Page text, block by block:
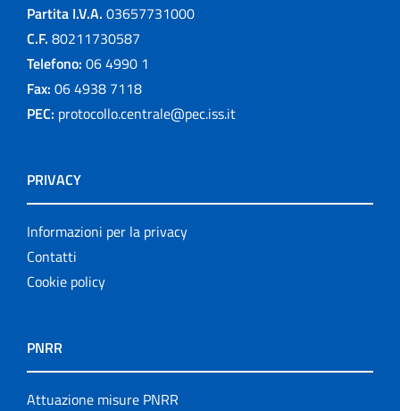
Partita I.V.A. 03657731000
C.F. 80211730587
Telefono: 06 4990 1
Fax: 06 4938 7118
PEC: protocollo.centrale@pec.iss.it
PRIVACY
Informazioni per la privacy
Contatti
Cookie policy
PNRR
Attuazione misure PNRR